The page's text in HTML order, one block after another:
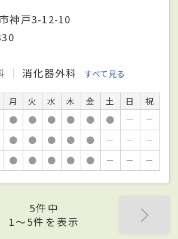
神戸3-12-10
消化器外科 すべて見る
月 火 水 木 金 土 日
祝
● ● ● ● ● ● －
－
● ● ● ● ● － －
－
● ● ● ● ● － － －
5件中
1〜5件を表示